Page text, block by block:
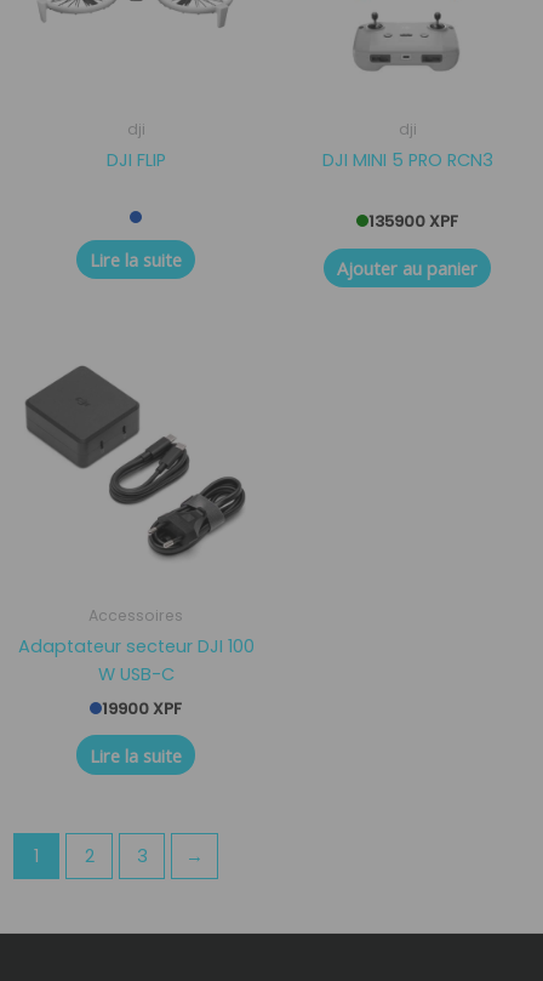
dji
DJI FLIP
Lire la suite
dji
DJI MINI 5 PRO RCN3
135900 XPF
Ajouter au panier
Accessoires
Adaptateur secteur DJI 100
W USB-C
19900 XPF
Lire la suite
1 2 3 →